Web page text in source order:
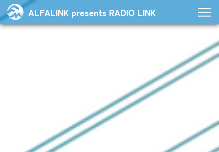
ALFALINK presents RADIO LINK